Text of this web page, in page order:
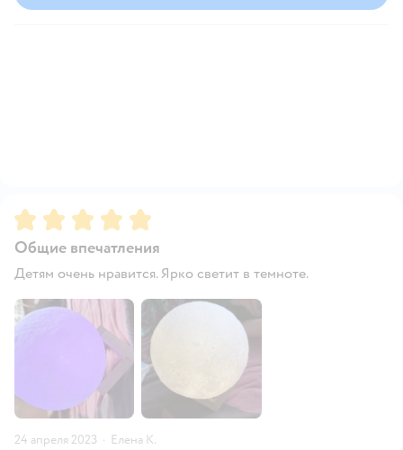
Рейтинг:5
Общие впечатления
Детям очень нравится. Ярко светит в темноте.
24 апреля 2023 · Елена К.